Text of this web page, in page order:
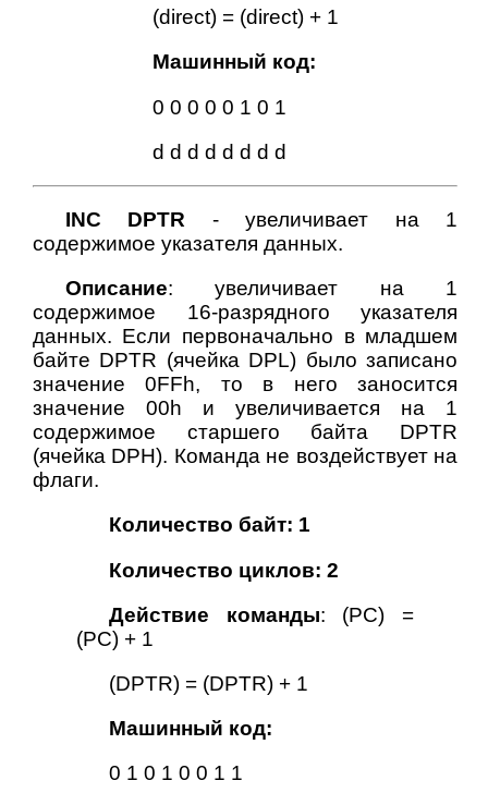
(direct) = (direct) + 1
Машинный код:
0 0 0 0 0 1 0 1
d d d d d d d d
INC DPTR - увеличивает на 1
содержимое указателя данных.
Описание: увеличивает на 1
содержимое 16-разрядного указателя
данных. Если первоначально в младшем
байте DPTR (ячейка DPL) было записано
значение 0FFh, то в него заносится
значение 00h и увеличивается на 1
содержимое старшего байта DPTR
(ячейка DPH). Команда не воздействует на
флаги.
Количество байт: 1
Количество циклов: 2
Действие команды: (PC) =
(PC) + 1
(DPTR) = (DPTR) + 1
Машинный код:
0 1 0 1 0 0 1 1